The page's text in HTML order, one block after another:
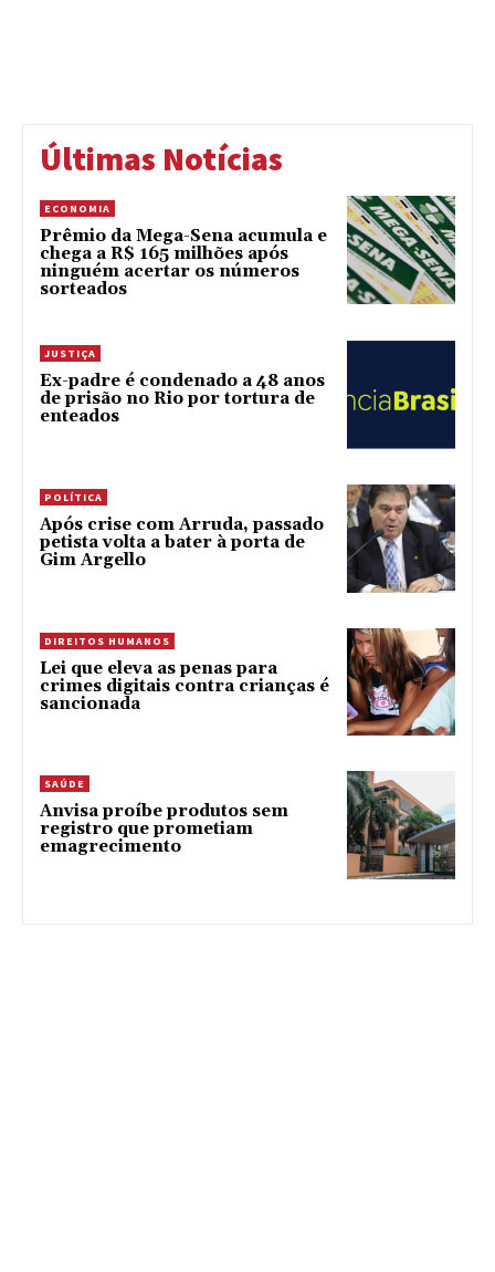
Últimas Notícias
ECONOMIA
Prêmio da Mega-Sena acumula e
chega a R$ 165 milhões após
ninguém acertar os números
sorteados
JUSTIÇA
Ex-padre é condenado a 48 anos
de prisão no Rio por tortura de
enteados
POLÍTICA
Após crise com Arruda, passado
petista volta a bater à porta de
Gim Argello
DIREITOS HUMANOS
Lei que eleva as penas para
crimes digitais contra crianças é
sancionada
SAÚDE
Anvisa proíbe produtos sem
registro que prometiam
emagrecimento